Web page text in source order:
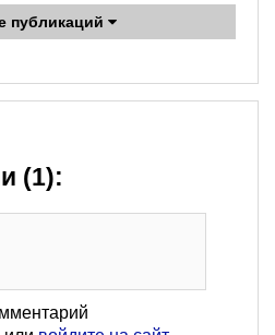
публикаций
(1):